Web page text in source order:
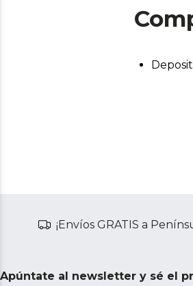
¡Envíos GRATIS a
Apúntate al newsletter y sé el